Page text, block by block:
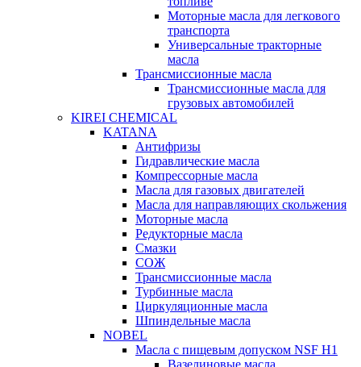
Моторные масла для легкового
транспорта
Универсальные тракторные
масла
Трансмиссионные масла
Трансмиссионные масла для
грузовых автомобилей
KIREI CHEMICAL
KATANA
Антифризы
Гидравлические масла
Компрессорные масла
Масла для газовых двигателей
Масла для направляющих скольжения
Моторные масла
Редукторные масла
Смазки
СОЖ
Трансмиссионные масла
Турбинные масла
Циркуляционные масла
Шпиндельные масла
NOBEL
Масла с пищевым допуском NSF H1
Вазелиновые масла